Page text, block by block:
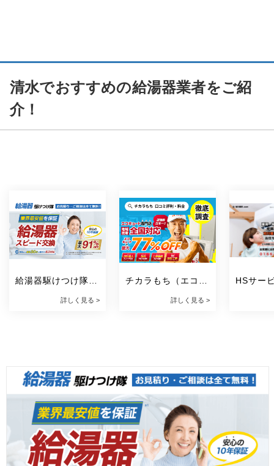
清水でおすすめの給湯器業者をご紹
介！
給湯器駆けつけ隊
詳しく見る >
チカラもち（エコキ
詳しく見る >
HSサー